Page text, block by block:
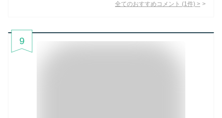
全てのおすすめコメント (1 件) >
9